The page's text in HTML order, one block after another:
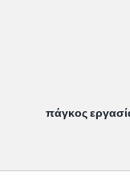
πάγκος